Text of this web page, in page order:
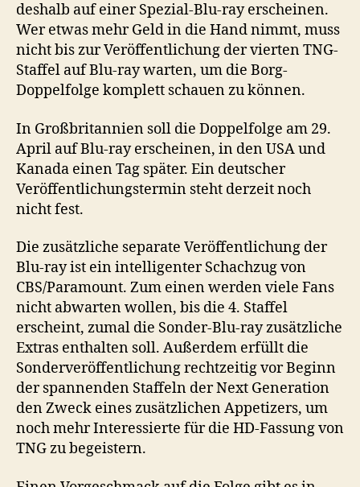
deshalb auf einer Spezial-Blu-ray erscheinen.
Wer etwas mehr Geld in die Hand nimmt, muss
nicht bis zur Veröffentlichung der vierten TNG-
Staffel auf Blu-ray warten, um die Borg-
Doppelfolge komplett schauen zu können.
In Großbritannien soll die Doppelfolge am 29.
April auf Blu-ray erscheinen, in den USA und
Kanada einen Tag später. Ein deutscher
Veröffentlichungstermin steht derzeit noch
nicht fest.
Die zusätzliche separate Veröffentlichung der
Blu-ray ist ein intelligenter Schachzug von
CBS/Paramount. Zum einen werden viele Fans
nicht abwarten wollen, bis die 4. Staffel
erscheint, zumal die Sonder-Blu-ray zusätzliche
Extras enthalten soll. Außerdem erfüllt die
Sonderveröffentlichung rechtzeitig vor Beginn
der spannenden Staffeln der Next Generation
den Zweck eines zusätzlichen Appetizers, um
noch mehr Interessierte für die HD-Fassung von
TNG zu begeistern.